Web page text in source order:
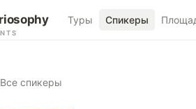
Туры Спикеры
спикеры